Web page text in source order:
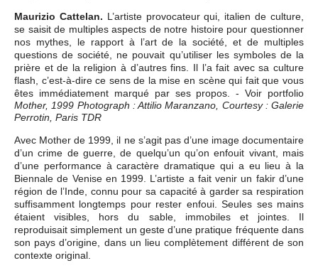
Maurizio Cattelan. L’artiste provocateur qui, italien de culture,
se saisit de multiples aspects de notre histoire pour questionner
nos mythes, le rapport à l’art de la société, et de multiples
questions de société, ne pouvait qu’utiliser les symboles de la
prière et de la religion à d’autres fins. Il l’a fait avec sa culture
flash, c’est-à-dire ce sens de la mise en scène qui fait que vous
êtes immédiatement marqué par ses propos. - Voir portfolio
Mother, 1999 Photograph : Attilio Maranzano, Courtesy : Galerie
Perrotin, Paris TDR
Avec Mother de 1999, il ne s’agit pas d’une image documentaire
d’un crime de guerre, de quelqu’un qu’on enfouit vivant, mais
d’une performance à caractère dramatique qui a eu lieu à la
Biennale de Venise en 1999. L’artiste a fait venir un fakir d’une
région de l’Inde, connu pour sa capacité à garder sa respiration
suffisamment longtemps pour rester enfoui. Seules ses mains
étaient visibles, hors du sable, immobiles et jointes. Il
reproduisait simplement un geste d’une pratique fréquente dans
son pays d’origine, dans un lieu complètement différent de son
contexte original.